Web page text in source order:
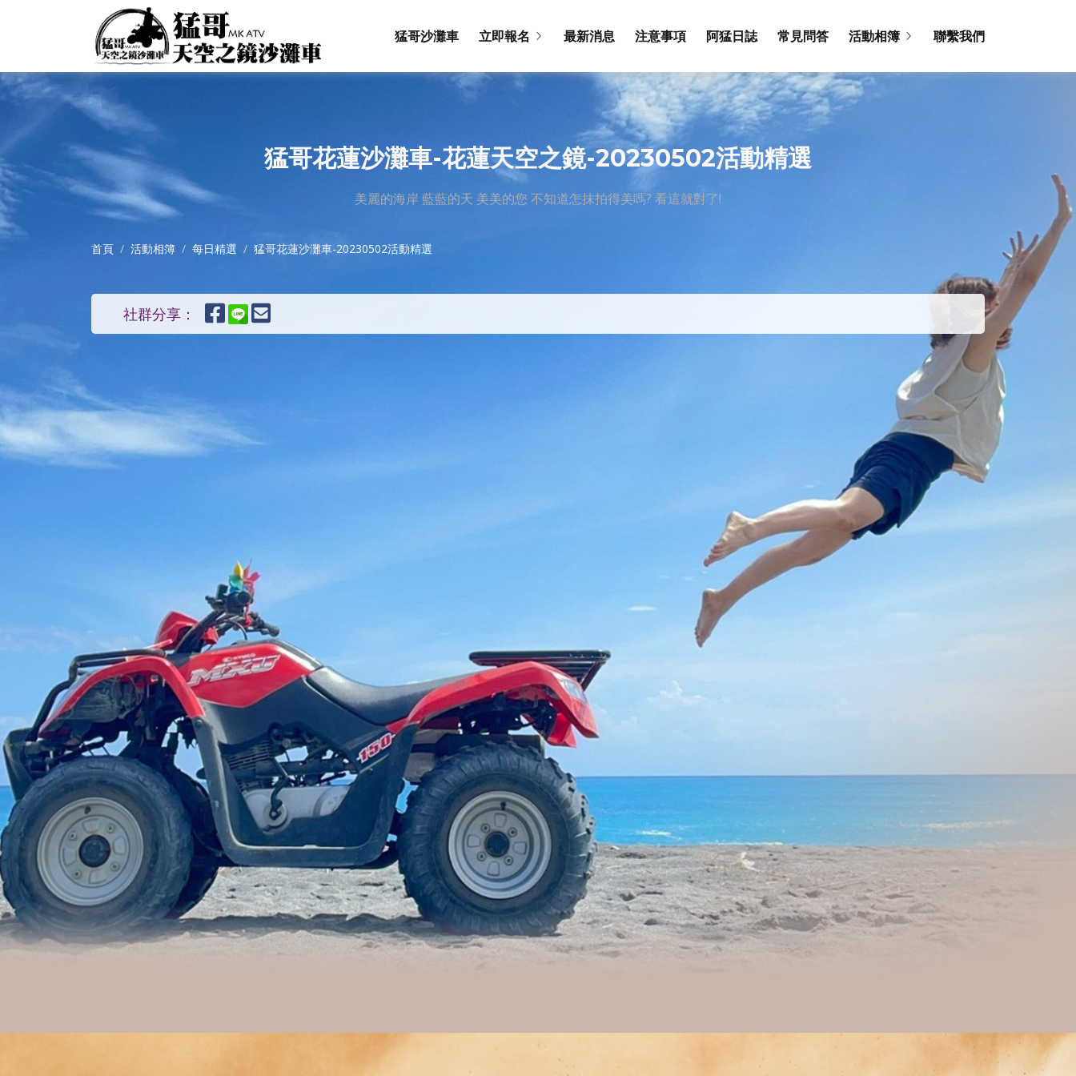
猛哥沙灘車 立即報名 最新消息 注意事項 阿猛日誌 常見問答 活動相簿 聯繫我們
猛哥花蓮沙灘車-花蓮天空之鏡-20230502活動精選
美麗的海岸 藍藍的天 美美的您 不知道怎抹拍得美嗎? 看這就對了!
首頁 活動相簿 每日精選 猛哥花蓮沙灘車-20230502活動精選
社群分享：